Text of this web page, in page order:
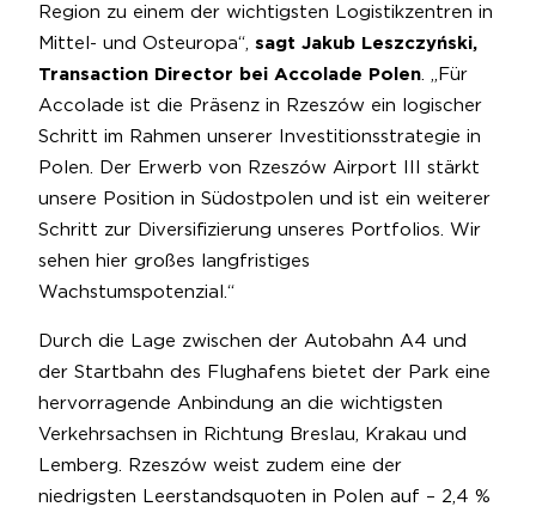
Region zu einem der wichtigsten Logistikzentren in
Mittel- und Osteuropa“, sagt Jakub Leszczyński,
Transaction Director bei Accolade Polen . „Für
Accolade ist die Präsenz in Rzeszów ein logischer
Schritt im Rahmen unserer Investitionsstrategie in
Polen. Der Erwerb von Rzeszów Airport III stärkt
unsere Position in Südostpolen und ist ein weiterer
Schritt zur Diversifizierung unseres Portfolios. Wir
sehen hier großes langfristiges
Wachstumspotenzial.“
Durch die Lage zwischen der Autobahn A4 und
der Startbahn des Flughafens bietet der Park eine
hervorragende Anbindung an die wichtigsten
Verkehrsachsen in Richtung Breslau, Krakau und
Lemberg. Rzeszów weist zudem eine der
niedrigsten Leerstandsquoten in Polen auf – 2,4 %